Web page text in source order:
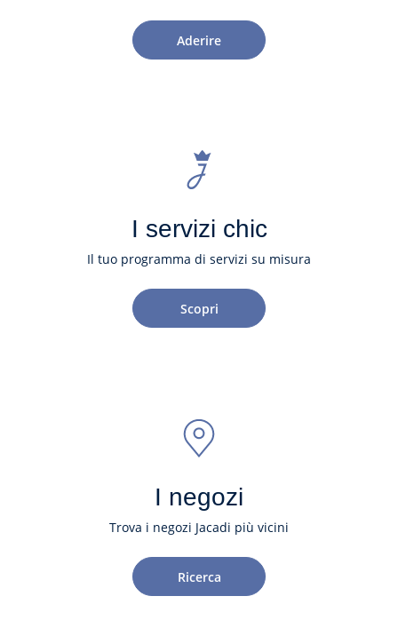
Aderire
I servizi chic
Il tuo programma di servizi su misura
Scopri
I negozi
Trova i negozi Jacadi più vicini
Ricerca